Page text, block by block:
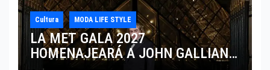
Cultura MODA LIFE STYLE
LA MET GALA 2027
HOMENAJEARÁ A JOHN GALLIANO